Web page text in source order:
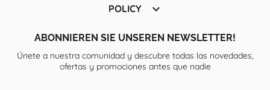
POLICY 
ABONNIEREN SIE UNSEREN NEWSLETTER!
Únete a nuestra comunidad y descubre todas las novedades,
ofertas y promociones antes que nadie